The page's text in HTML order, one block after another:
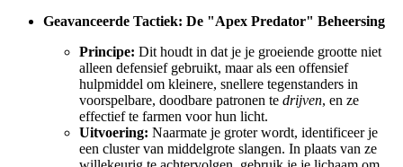
Geavanceerde Tactiek: De "Apex Predator" Beheersing
Principe: Dit houdt in dat je je groeiende grootte niet
alleen defensief gebruikt, maar als een offensief
hulpmiddel om kleinere, snellere tegenstanders in
voorspelbare, doodbare patronen te drijven, en ze
effectief te farmen voor hun licht.
Uitvoering: Naarmate je groter wordt, identificeer je
een cluster van middelgrote slangen. In plaats van ze